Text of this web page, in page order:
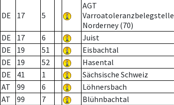
DE 17 5
AGT
Varroatoleranzbelegstelle
Norderney (70)
DE 17 6 Juist
DE
19 51 Eisbachtal
DE
19 52 Hasental
DE
41 1 Sächsische Schweiz
AT
99 6 Löhnersbach
AT
99 7 Blühnbachtal